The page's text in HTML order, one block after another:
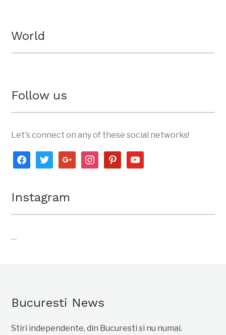
World
Follow us
Let's connect on any of these social networks!
facebooktwittergoogleinstagrampinterestyoutube
Instagram
…
Bucuresti News
Stiri independente, din Bucuresti si nu numai.